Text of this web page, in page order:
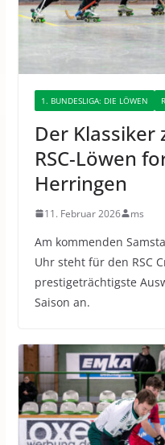
1. BUNDESLIGA: DIE LÖWEN
Der Klassiker
RSC-Löwen
Herringen
11. Februar 2026 ms
Am kommenden
Uhr steht für den RSC
prestigeträchtigste
Saison an.